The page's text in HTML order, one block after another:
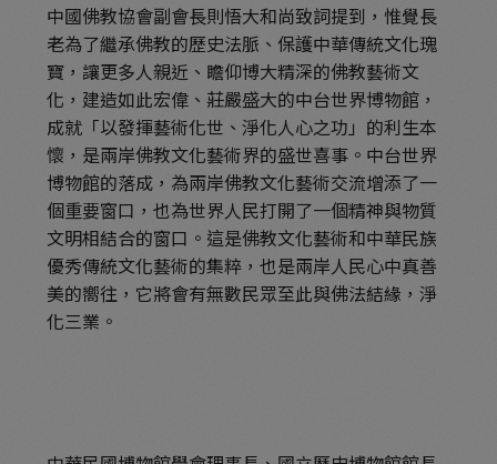
中國佛教協會副會長則悟大和尚致詞提到，惟覺長
老為了繼承佛教的歷史法脈、保護中華傳統文化瑰
寶，讓更多人親近、瞻仰博大精深的佛教藝術文
化，建造如此宏偉、莊嚴盛大的中台世界博物館，
成就「以發揮藝術化世、淨化人心之功」的利生本
懷，是兩岸佛教文化藝術界的盛世喜事。中台世界
博物館的落成，為兩岸佛教文化藝術交流增添了一
個重要窗口，也為世界人民打開了一個精神與物質
文明相結合的窗口。這是佛教文化藝術和中華民族
優秀傳統文化藝術的集粹，也是兩岸人民心中真善
美的嚮往，它將會有無數民眾至此與佛法結緣，淨
化三業。